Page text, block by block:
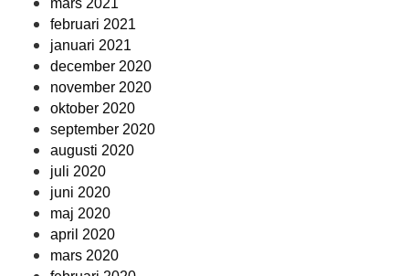
mars 2021
februari 2021
januari 2021
december 2020
november 2020
oktober 2020
september 2020
augusti 2020
juli 2020
juni 2020
maj 2020
april 2020
mars 2020